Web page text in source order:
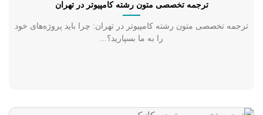
ترجمه تخصصی متون رشته کامپیوتر در تهران
ترجمه تخصصی متون رشته کامپیوتر در تهران: چرا باید پروژه‌های خود
را به ما بسپارید؟...